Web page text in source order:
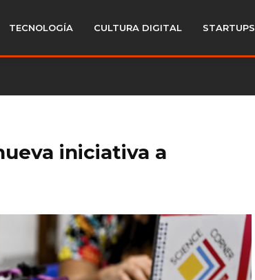
TECNOLOGÍA CULTURA DIGITAL STARTUPS
iniciativa a